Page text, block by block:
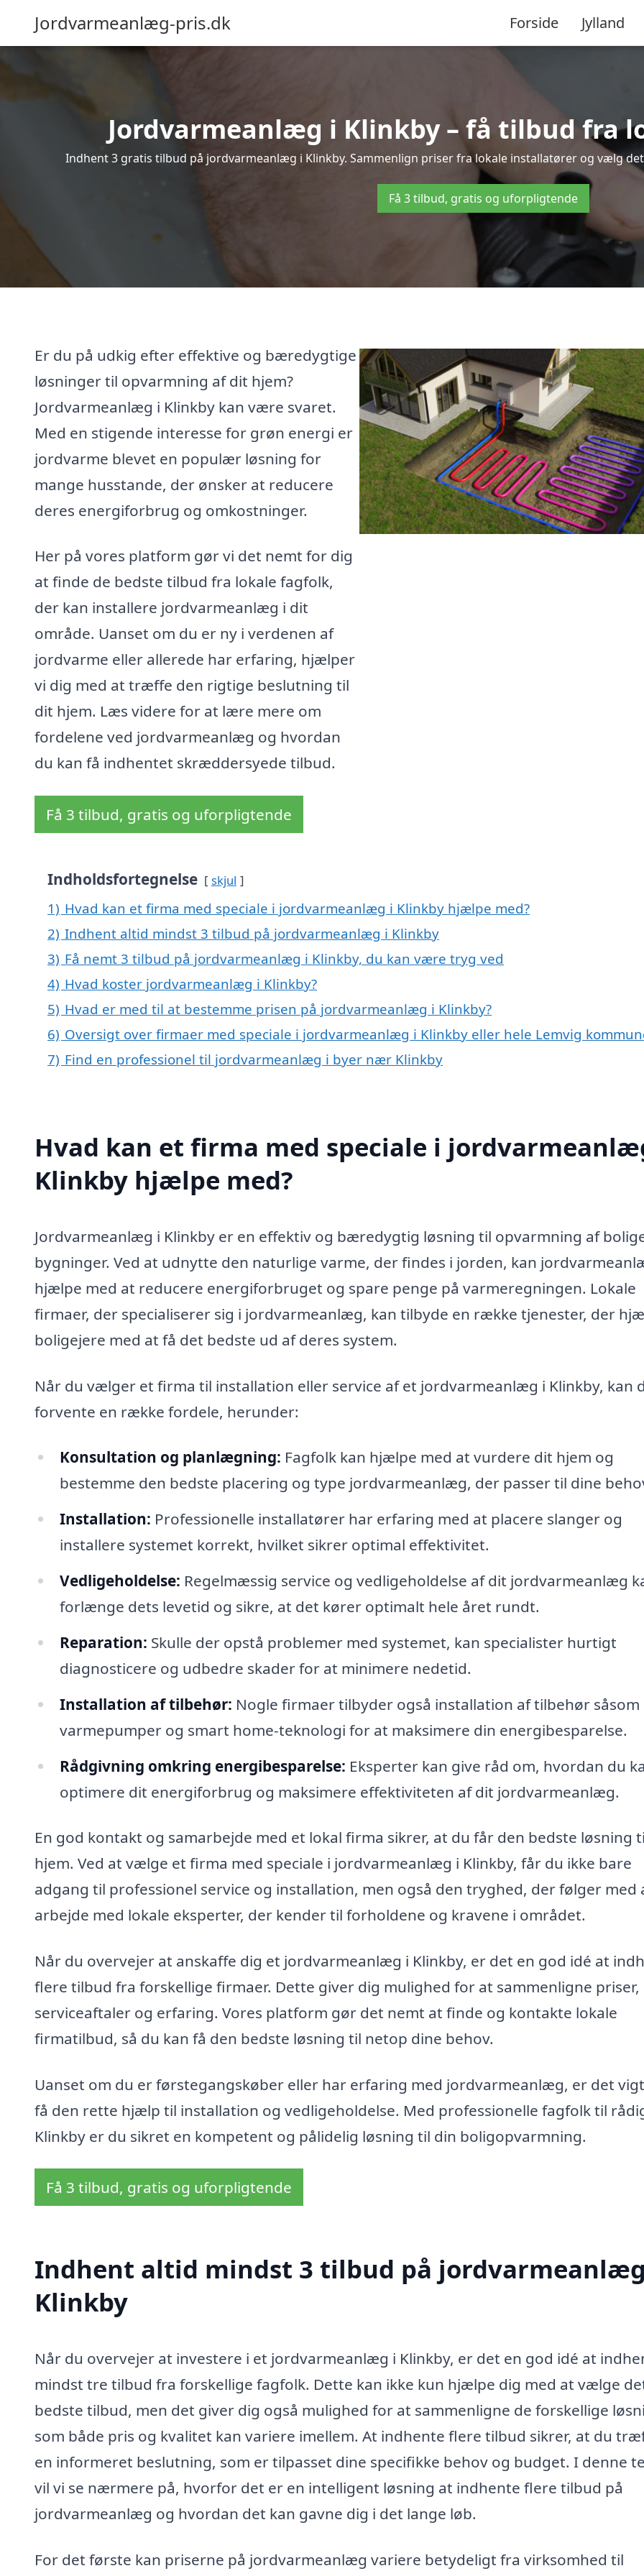
Jordvarmeanlæg-pris.dk Forside Jylland
Jordvarmeanlæg i Klinkby – få tilbud fra
Indhent 3 gratis tilbud på jordvarmeanlæg i Klinkby. Sammenlign priser fra lokale installatører og vælg
Få 3 tilbud, gratis og uforpligtende
Er du på udkig efter effektive og bæredygtige
løsninger til opvarmning af dit hjem?
Jordvarmeanlæg i Klinkby kan være svaret.
Med en stigende interesse for grøn energi er
jordvarme blevet en populær løsning for
mange husstande, der ønsker at reducere
deres energiforbrug og omkostninger.
Her på vores platform gør vi det nemt for dig
at finde de bedste tilbud fra lokale fagfolk,
der kan installere jordvarmeanlæg i dit
område. Uanset om du er ny i verdenen af
jordvarme eller allerede har erfaring, hjælper
vi dig med at træffe den rigtige beslutning til
dit hjem. Læs videre for at lære mere om
fordelene ved jordvarmeanlæg og hvordan
du kan få indhentet skræddersyede tilbud.
Få 3 tilbud, gratis og uforpligtende
Indholdsfortegnelse skjul
1) Hvad kan et firma med speciale i jordvarmeanlæg i Klinkby hjælpe med?
2) Indhent altid mindst 3 tilbud på jordvarmeanlæg i Klinkby
3) Få nemt 3 tilbud på jordvarmeanlæg i Klinkby, du kan være tryg ved
4) Hvad koster jordvarmeanlæg i Klinkby?
5) Hvad er med til at bestemme prisen på jordvarmeanlæg i Klinkby?
6) Oversigt over firmaer med speciale i jordvarmeanlæg i Klinkby eller hele Lemvig
7) Find en professionel til jordvarmeanlæg i byer nær Klinkby
Hvad kan et firma med speciale i
Klinkby hjælpe med?
Jordvarmeanlæg i Klinkby er en effektiv og bæredygtig løsning til opvarmning af
bygninger. Ved at udnytte den naturlige varme, der findes i jorden, kan
hjælpe med at reducere energiforbruget og spare penge på varmeregningen. Lokale
firmaer, der specialiserer sig i jordvarmeanlæg, kan tilbyde en række tjenester, der
boligejere med at få det bedste ud af deres system.
Når du vælger et firma til installation eller service af et jordvarmeanlæg i Klinkby, kan
forvente en række fordele, herunder:
Konsultation og planlægning: Fagfolk kan hjælpe med at vurdere dit hjem og
bestemme den bedste placering og type jordvarmeanlæg, der passer til dine
Installation: Professionelle installatører har erfaring med at placere slanger og
installere systemet korrekt, hvilket sikrer optimal effektivitet.
Vedligeholdelse: Regelmæssig service og vedligeholdelse af dit jordvarmeanlæg
forlænge dets levetid og sikre, at det kører optimalt hele året rundt.
Reparation: Skulle der opstå problemer med systemet, kan specialister hurtigt
diagnosticere og udbedre skader for at minimere nedetid.
Installation af tilbehør: Nogle firmaer tilbyder også installation af tilbehør såsom
varmepumper og smart home-teknologi for at maksimere din energibesparelse.
Rådgivning omkring energibesparelse: Eksperter kan give råd om, hvordan du
optimere dit energiforbrug og maksimere effektiviteten af dit jordvarmeanlæg.
En god kontakt og samarbejde med et lokal firma sikrer, at du får den bedste løsning
hjem. Ved at vælge et firma med speciale i jordvarmeanlæg i Klinkby, får du ikke bare
adgang til professionel service og installation, men også den tryghed, der følger med
arbejde med lokale eksperter, der kender til forholdene og kravene i området.
Når du overvejer at anskaffe dig et jordvarmeanlæg i Klinkby, er det en god idé at
flere tilbud fra forskellige firmaer. Dette giver dig mulighed for at sammenligne priser,
serviceaftaler og erfaring. Vores platform gør det nemt at finde og kontakte lokale
firmatilbud, så du kan få den bedste løsning til netop dine behov.
Uanset om du er førstegangskøber eller har erfaring med jordvarmeanlæg, er det
få den rette hjælp til installation og vedligeholdelse. Med professionelle fagfolk til
Klinkby er du sikret en kompetent og pålidelig løsning til din boligopvarmning.
Få 3 tilbud, gratis og uforpligtende
Indhent altid mindst 3 tilbud på
Klinkby
Når du overvejer at investere i et jordvarmeanlæg i Klinkby, er det en god idé at
mindst tre tilbud fra forskellige fagfolk. Dette kan ikke kun hjælpe dig med at vælge
bedste tilbud, men det giver dig også mulighed for at sammenligne de forskellige
som både pris og kvalitet kan variere imellem. At indhente flere tilbud sikrer, at du
en informeret beslutning, som er tilpasset dine specifikke behov og budget. I denne
vil vi se nærmere på, hvorfor det er en intelligent løsning at indhente flere tilbud på
jordvarmeanlæg og hvordan det kan gavne dig i det lange løb.
For det første kan priserne på jordvarmeanlæg variere betydeligt fra virksomhed til